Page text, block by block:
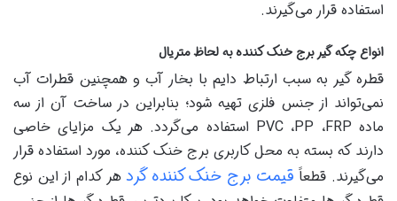
استفاده قرار می‌گیرند.
انواع چکه گیر برج خنک کننده به لحاظ متریال
قطره گیر به سبب ارتباط دایم با بخار آب و همچنین قطرات آب
نمی‌تواند از جنس فلزی تهیه شود؛ بنابراین در ساخت آن از سه
ماده PVC ،PP ،FRP استفاده می‌گردد. هر یک مزایای خاصی
دارند که بسته به محل کاربری برج خنک کننده، مورد استفاده قرار
می‌گیرند. قطعاً قیمت برج خنک کننده گردهر کدام از این نوع